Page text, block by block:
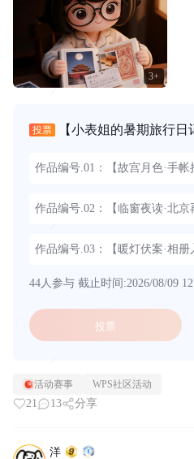
3+
投票 【小表姐的暑期旅行日
作品编号.01：【故宫月色·手帐
作品编号.02：【临窗夜读·北京
作品编号.03：【暖灯伏案·相册
44人参与 截止时间:2026/08/09
投票
活动赛事 WPS社区活动
21 13 分享
洋